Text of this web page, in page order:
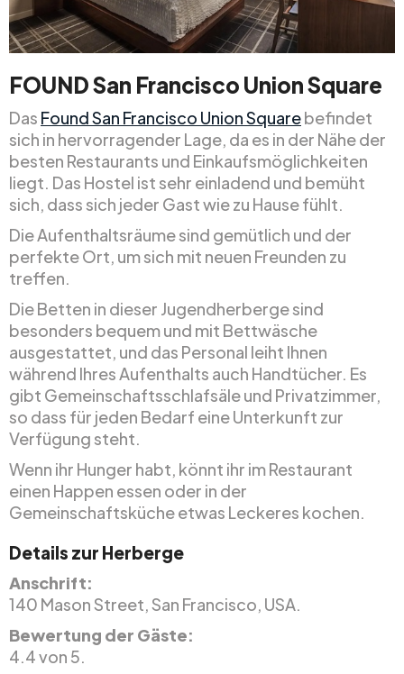
FOUND San Francisco Union Square
Das Found San Francisco Union Squarebefindet
sich in hervorragender Lage, da es in der Nähe der
besten Restaurants und Einkaufsmöglichkeiten
liegt. Das Hostel ist sehr einladend und bemüht
sich, dass sich jeder Gast wie zu Hause fühlt.
Die Aufenthaltsräume sind gemütlich und der
perfekte Ort, um sich mit neuen Freunden zu
treffen.
Die Betten in dieser Jugendherberge sind
besonders bequem und mit Bettwäsche
ausgestattet, und das Personal leiht Ihnen
während Ihres Aufenthalts auch Handtücher. Es
gibt Gemeinschaftsschlafsäle und Privatzimmer,
so dass für jeden Bedarf eine Unterkunft zur
Verfügung steht.
Wenn ihr Hunger habt, könnt ihr im Restaurant
einen Happen essen oder in der
Gemeinschaftsküche etwas Leckeres kochen.
Details zur Herberge
Anschrift:
140 Mason Street, San Francisco, USA.
Bewertung der Gäste:
4.4 von 5.